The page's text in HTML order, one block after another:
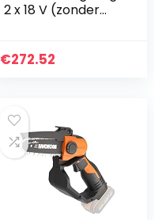
2 x 18 V (zonder
€272.52